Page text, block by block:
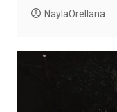
NaylaOrellana